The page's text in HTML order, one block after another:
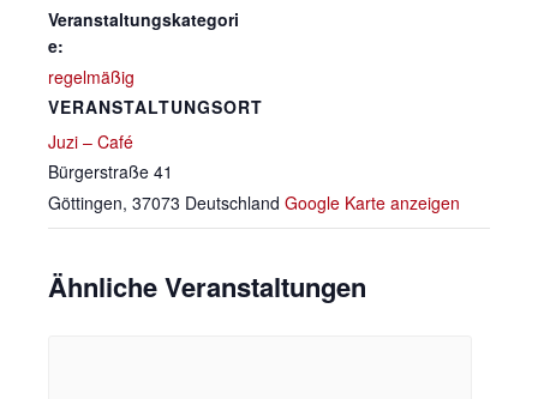
Veranstaltungskategori
e:
regelmäßig
VERANSTALTUNGSORT
Juzi – Café
Bürgerstraße 41
Göttingen, 37073 Deutschland Google Karte anzeigen
Ähnliche Veranstaltungen